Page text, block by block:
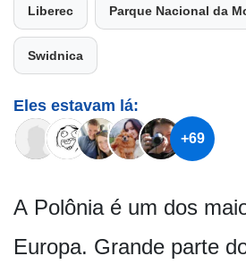
Liberec Parque Nacional da
Swidnica
Eles estavam lá:
+69
A Polônia é um dos
Europa. Grande parte